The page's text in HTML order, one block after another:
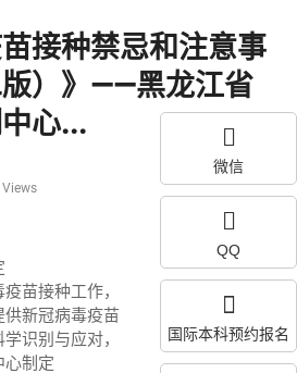
苗接种禁忌和注意事
）》——黑龙江省
心...
Views
苗接种工作，
供新冠病毒疫苗
识别与应对，
心制定
微信
QQ
国际本科预约报名